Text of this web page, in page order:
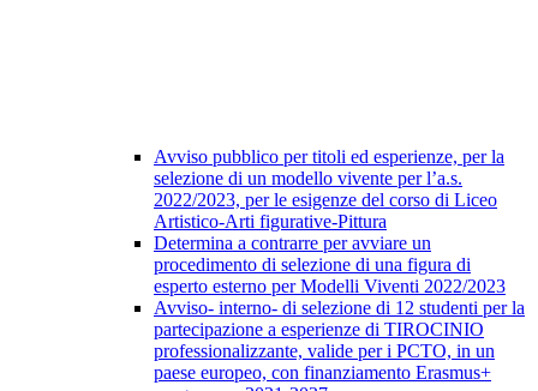
Avviso pubblico per titoli ed esperienze, per la
selezione di un modello vivente per l’a.s.
2022/2023, per le esigenze del corso di Liceo
Artistico-Arti figurative-Pittura
Determina a contrarre per avviare un
procedimento di selezione di una figura di
esperto esterno per Modelli Viventi 2022/2023
Avviso- interno- di selezione di 12 studenti per la
partecipazione a esperienze di TIROCINIO
professionalizzante, valide per i PCTO, in un
paese europeo, con finanziamento Erasmus+